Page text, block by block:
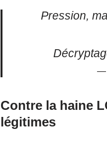
Pression,
—
Contre la haine
légitimes